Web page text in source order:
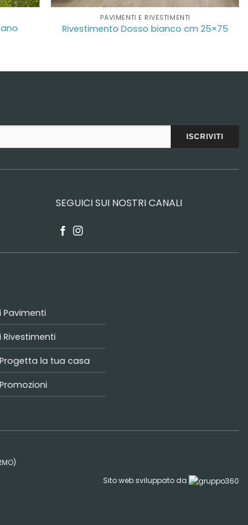
PAVIMENTI E RIVESTIMENTI
Rivestimento Dosso bianco cm 25×75
SEGUICI SUI NOSTRI CANALI
i Pavimenti
i Rivestimenti
Progetta la tua casa
Promozioni
Sito web sviluppato da